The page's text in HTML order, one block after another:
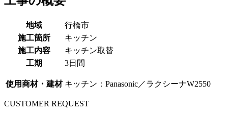
地域
行橋市
施工箇所
キッチン
施工内容
キッチン取替
工期
3日間
使用商材・建材 キッチン：Panasonic／ラクシーナW2550
CUSTOMER REQUEST